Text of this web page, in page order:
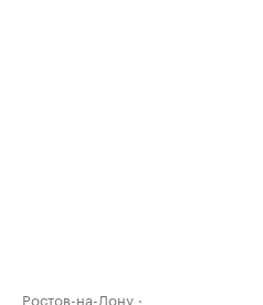
Ростов-на-Дону